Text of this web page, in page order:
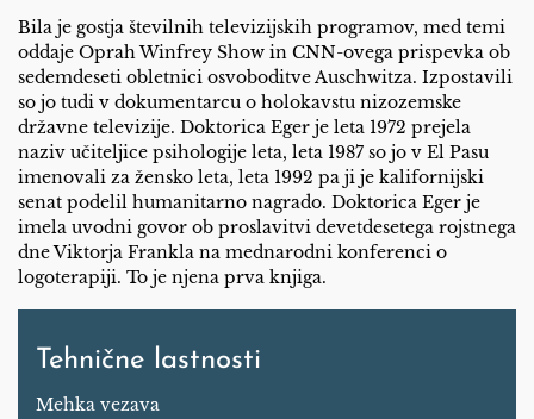
Bila je gostja številnih televizijskih programov, med temi
oddaje Oprah Winfrey Show in CNN-ovega prispevka ob
sedemdeseti obletnici osvoboditve Auschwitza. Izpostavili
so jo tudi v dokumentarcu o holokavstu nizozemske
državne televizije. Doktorica Eger je leta 1972 prejela
naziv učiteljice psihologije leta, leta 1987 so jo v El Pasu
imenovali za žensko leta, leta 1992 pa ji je kalifornijski
senat podelil humanitarno nagrado. Doktorica Eger je
imela uvodni govor ob proslavitvi devetdesetega rojstnega
dne Viktorja Frankla na mednarodni konferenci o
logoterapiji. To je njena prva knjiga.
Tehnične lastnosti
Mehka vezava